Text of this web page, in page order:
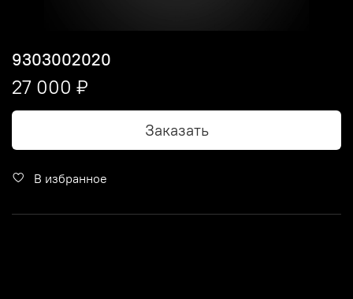
9303002020
27 000 ₽
Заказать
В избранное